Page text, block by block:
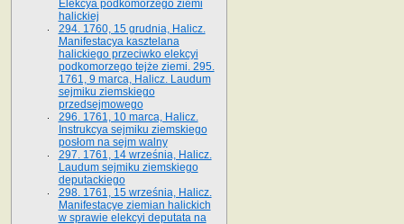
Elekcya podkomorzego ziemi
halickiej
294. 1760, 15 grudnia, Halicz.
Manifestacya kasztelana
halickiego przeciwko elekcyi
podkomorzego tejże ziemi. 295.
1761, 9 marca, Halicz. Laudum
sejmiku ziemskiego
przedsejmowego
296. 1761, 10 marca, Halicz.
Instrukcya sejmiku ziemskiego
posłom na sejm walny
297. 1761, 14 września, Halicz.
Laudum sejmiku ziemskiego
deputackiego
298. 1761, 15 września, Halicz.
Manifestacye ziemian halickich
w sprawie elekcyi deputata na